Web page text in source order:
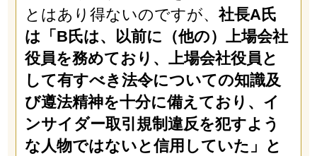
とはあり得ないのですが、 社長A氏
は「B氏は、以前に（他の）上場会社
役員を務めており、上場会社役員と
して有すべき法令についての知識及
び遵法精神を十分に備えており、イ
ンサイダー取引規制違反を犯すよう
な人物ではないと信用していた」と